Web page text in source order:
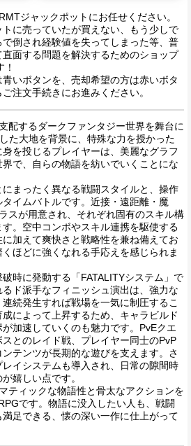
ジャックポットにお任せください。
に売っていたが買えない、もう少しで
倒され経験値を失ってしまった等、普
面する問題を解決するためのショップ
いボタンを、売却希望の方は赤いボタ
注文手続きにお進みください。
配するダークファンタジー世界を舞台に
た大地を背景に、特殊な力を授かった
を投じるプレイヤーは、美麗なグラフ
で、自らの物語を紡いでいくことにな
まったく異なる戦闘スタイルと、操作
イムバトルです。近接・遠距離・魔
スが用意され、それぞれ固有のスキル構
。空中コンボやスキル連携を駆使する
加えて爽快さと戦略性を兼ね備えてお
ほどに強くなれる手応えを感じられま
時に発動する「FATALITYシステム」で
ド派手なフィニッシュ演出は、強力な
続発生すれば戦場を一気に制圧するこ
によって上昇するため、キャラビルド
加速していくのも魅力です。PvEクエ
とのレイド戦、プレイヤー同士のPvP
テンツが長期的な遊びを支えます。さ
イシステムも導入され、日常の隙間時
嬉しい点です。
ティックな物語性と骨太なアクションを
です。物語に没入したい人も、戦闘
足できる、懐の深い一作に仕上がって